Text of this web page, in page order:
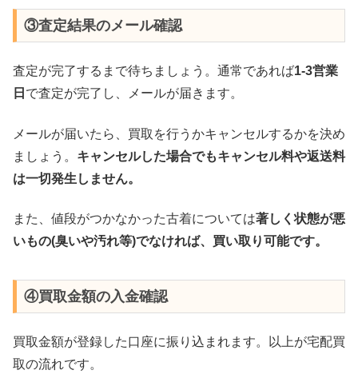
③査定結果のメール確認
査定が完了するまで待ちましょう。通常であれば1-3営業
日 で査定が完了し、メールが届きます。
メールが届いたら、買取を行うかキャンセルするかを決め
ましょう。 キャンセルした場合でもキャンセル料や返送料
は一切発生しません。
また、値段がつかなかった古着については著しく状態が悪
いもの(臭いや汚れ等)でなければ、買い取り可能です。
④買取金額の入金確認
買取金額が登録した口座に振り込まれます。以上が宅配買
取の流れです。